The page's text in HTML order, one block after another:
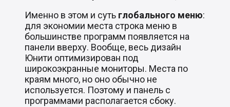
Именно в этом и суть глобального меню:
для экономии места строка меню в
большинстве программ появляется на
панели вверху. Вообще, весь дизайн
Юнити оптимизирован под
широкоэкранные мониторы. Места по
краям много, но оно обычно не
используется. Поэтому и панель с
программами располагается сбоку.